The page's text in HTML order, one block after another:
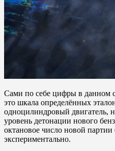
Сами по себе цифры в данном
это шкала определённых
одноцилиндровый двигатель,
уровень детонации нового
октановое число новой партии
экспериментально.